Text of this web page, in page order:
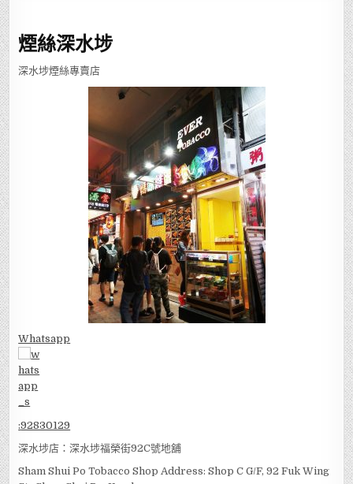
煙絲深水埗
深水埗煙絲專賣店
Whatsapp
:92830129
深水埗店：深水埗福榮街92C號地舖
Sham Shui Po Tobacco Shop Address: Shop C G/F, 92 Fuk Wing